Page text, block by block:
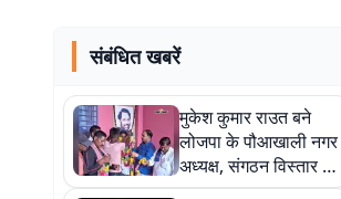
संबंधित खबरें
मुकेश कुमार राउत बने
लोजपा के पौआखाली नगर
अध्यक्ष, संगठन विस्तार को
लेकर कही बड़ी बात